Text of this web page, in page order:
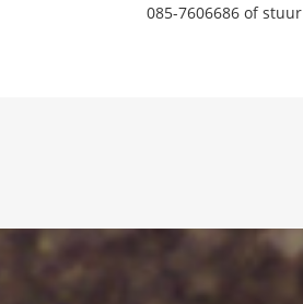
085-7606686 of